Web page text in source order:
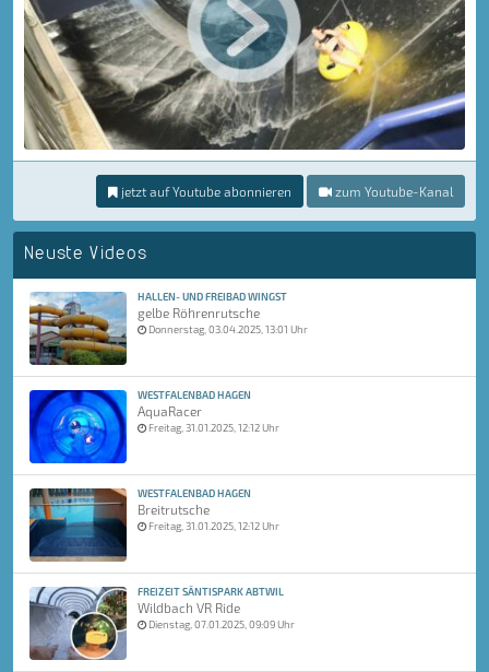
jetzt auf Youtube abonnieren zum Youtube-Kanal
Neuste Videos
HALLEN- UND FREIBAD WINGST
gelbe Röhrenrutsche
Donnerstag, 03.04.2025, 13:01 Uhr
WESTFALENBAD HAGEN
AquaRacer
Freitag, 31.01.2025, 12:12 Uhr
WESTFALENBAD HAGEN
Breitrutsche
Freitag, 31.01.2025, 12:12 Uhr
FREIZEIT SÄNTISPARK ABTWIL
Wildbach VR Ride
Dienstag, 07.01.2025, 09:09 Uhr